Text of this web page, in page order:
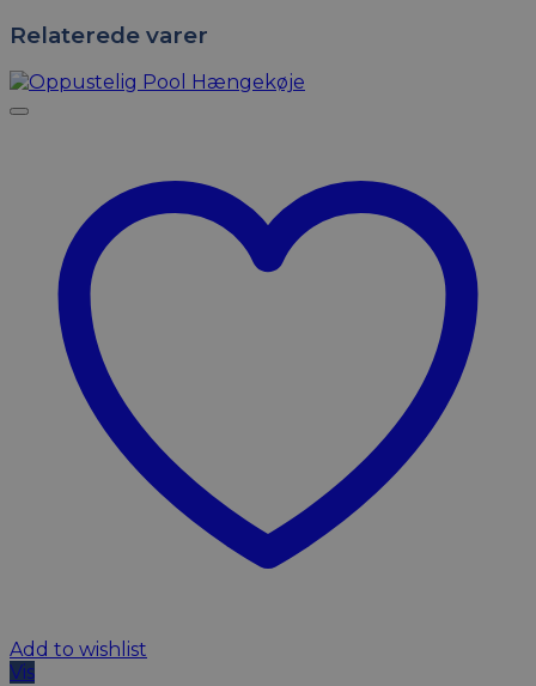
Relaterede varer
Add to wishlist
Vis